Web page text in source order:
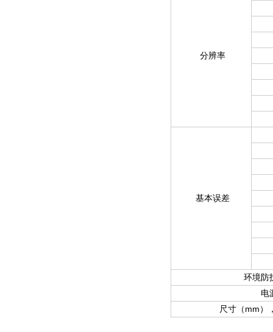
分辨率
基本误差
环境防
电
尺寸（ mm ）